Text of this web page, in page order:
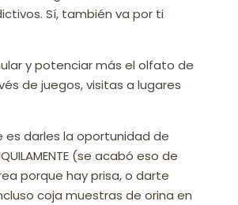
Sí, también va por ti
y potenciar más el olfato de
de juegos, visitas a lugares
es darles la oportunidad de
(se acabó eso de
porque hay prisa, o darte
coja muestras de orina en